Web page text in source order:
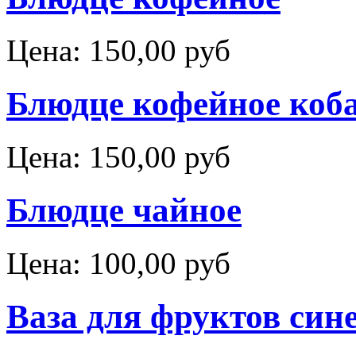
Цена: 150,00 руб
Блюдце кофейное
Цена: 150,00 руб
Блюдце чайное
Цена: 100,00 руб
Ваза для фруктов